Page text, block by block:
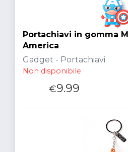
Portachiavi in gomma
America
Gadget - Portachiavi
Non disponibile
€9.99